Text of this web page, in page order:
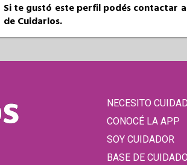
Si te gustó este perfil podés contactar
de Cuidarlos.
NECESITO
CONOCÉ LA APP
SOY CUIDADOR
BASE DE